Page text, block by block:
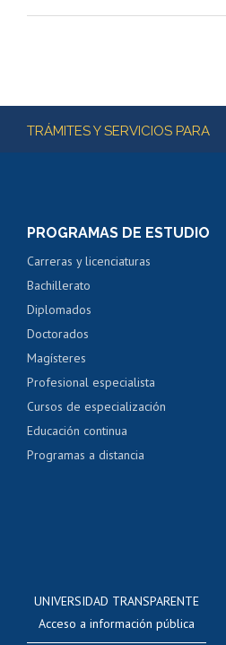
Más información
TRÁMITES Y SERVICIOS PARA
PROGRAMAS DE ESTUDIO
Carreras y licenciaturas
Bachillerato
Diplomados
Doctorados
Magísteres
Profesional especialista
Cursos de especialización
Educación continua
Programas a distancia
UNIVERSIDAD TRANSPARENTE
Acceso a información pública